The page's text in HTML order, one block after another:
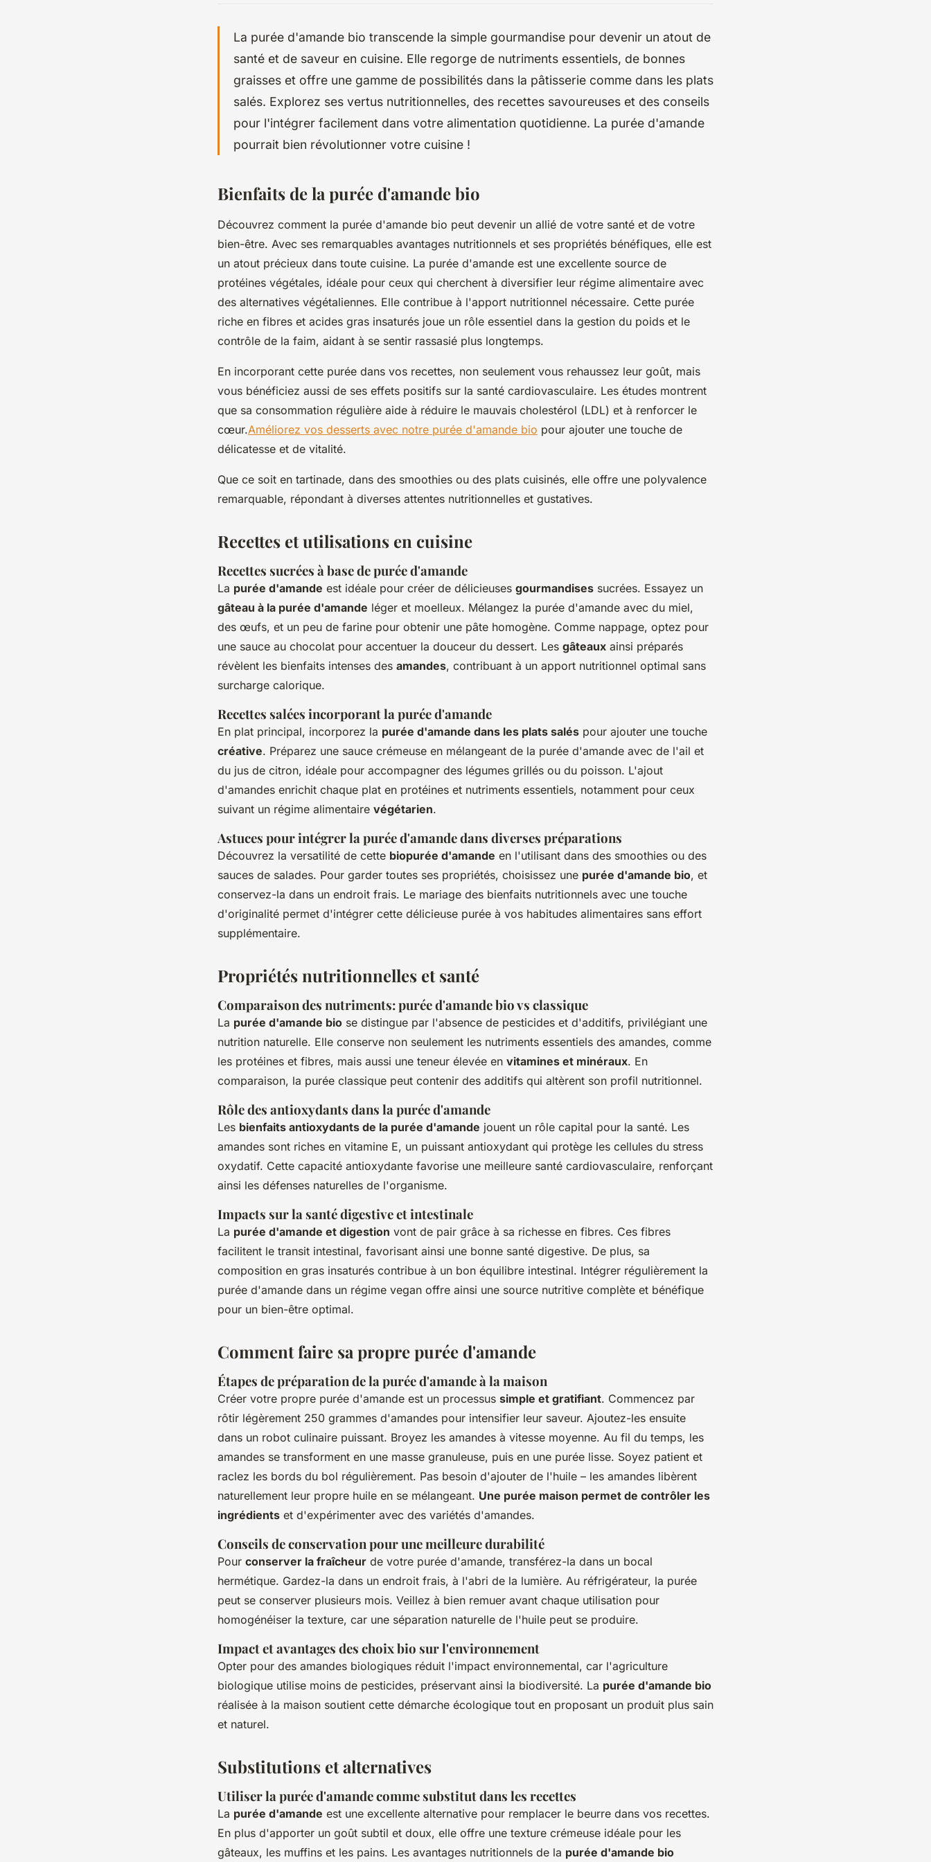
La purée d'amande bio transcende la simple gourmandise pour devenir un atout de
santé et de saveur en cuisine. Elle regorge de nutriments essentiels, de bonnes
graisses et offre une gamme de possibilités dans la pâtisserie comme dans les plats
salés. Explorez ses vertus nutritionnelles, des recettes savoureuses et des conseils
pour l'intégrer facilement dans votre alimentation quotidienne. La purée d'amande
pourrait bien révolutionner votre cuisine !
Bienfaits de la purée d'amande bio
Découvrez comment la purée d'amande bio peut devenir un allié de votre santé et de votre
bien-être. Avec ses remarquables avantages nutritionnels et ses propriétés bénéfiques, elle est
un atout précieux dans toute cuisine. La purée d'amande est une excellente source de
protéines végétales, idéale pour ceux qui cherchent à diversifier leur régime alimentaire avec
des alternatives végétaliennes. Elle contribue à l'apport nutritionnel nécessaire. Cette purée
riche en fibres et acides gras insaturés joue un rôle essentiel dans la gestion du poids et le
contrôle de la faim, aidant à se sentir rassasié plus longtemps.
En incorporant cette purée dans vos recettes, non seulement vous rehaussez leur goût, mais
vous bénéficiez aussi de ses effets positifs sur la santé cardiovasculaire. Les études montrent
que sa consommation régulière aide à réduire le mauvais cholestérol (LDL) et à renforcer le
cœur.Améliorez vos desserts avec notre purée d'amande bio pour ajouter une touche de
délicatesse et de vitalité.
Que ce soit en tartinade, dans des smoothies ou des plats cuisinés, elle offre une polyvalence
remarquable, répondant à diverses attentes nutritionnelles et gustatives.
Recettes et utilisations en cuisine
Recettes sucrées à base de purée d'amande
La purée d'amande est idéale pour créer de délicieuses gourmandises sucrées. Essayez un
gâteau à la purée d'amande léger et moelleux. Mélangez la purée d'amande avec du miel,
des œufs, et un peu de farine pour obtenir une pâte homogène. Comme nappage, optez pour
une sauce au chocolat pour accentuer la douceur du dessert. Les gâteaux ainsi préparés
révèlent les bienfaits intenses des amandes, contribuant à un apport nutritionnel optimal sans
surcharge calorique.
Recettes salées incorporant la purée d'amande
En plat principal, incorporez la purée d'amande dans les plats salés pour ajouter une touche
créative. Préparez une sauce crémeuse en mélangeant de la purée d'amande avec de l'ail et
du jus de citron, idéale pour accompagner des légumes grillés ou du poisson. L'ajout
d'amandes enrichit chaque plat en protéines et nutriments essentiels, notamment pour ceux
suivant un régime alimentaire végétarien.
Astuces pour intégrer la purée d'amande dans diverses préparations
Découvrez la versatilité de cette biopurée d'amande en l'utilisant dans des smoothies ou des
sauces de salades. Pour garder toutes ses propriétés, choisissez une purée d'amande bio, et
conservez-la dans un endroit frais. Le mariage des bienfaits nutritionnels avec une touche
d'originalité permet d'intégrer cette délicieuse purée à vos habitudes alimentaires sans effort
supplémentaire.
Propriétés nutritionnelles et santé
Comparaison des nutriments: purée d'amande bio vs classique
La purée d'amande bio se distingue par l'absence de pesticides et d'additifs, privilégiant une
nutrition naturelle. Elle conserve non seulement les nutriments essentiels des amandes, comme
les protéines et fibres, mais aussi une teneur élevée en vitamines et minéraux. En
comparaison, la purée classique peut contenir des additifs qui altèrent son profil nutritionnel.
Rôle des antioxydants dans la purée d'amande
Les bienfaits antioxydants de la purée d'amande jouent un rôle capital pour la santé. Les
amandes sont riches en vitamine E, un puissant antioxydant qui protège les cellules du stress
oxydatif. Cette capacité antioxydante favorise une meilleure santé cardiovasculaire, renforçant
ainsi les défenses naturelles de l'organisme.
Impacts sur la santé digestive et intestinale
La purée d'amande et digestion vont de pair grâce à sa richesse en fibres. Ces fibres
facilitent le transit intestinal, favorisant ainsi une bonne santé digestive. De plus, sa
composition en gras insaturés contribue à un bon équilibre intestinal. Intégrer régulièrement la
purée d'amande dans un régime vegan offre ainsi une source nutritive complète et bénéfique
pour un bien-être optimal.
Comment faire sa propre purée d'amande
Étapes de préparation de la purée d'amande à la maison
Créer votre propre purée d'amande est un processus simple et gratifiant. Commencez par
rôtir légèrement 250 grammes d'amandes pour intensifier leur saveur. Ajoutez-les ensuite
dans un robot culinaire puissant. Broyez les amandes à vitesse moyenne. Au fil du temps, les
amandes se transforment en une masse granuleuse, puis en une purée lisse. Soyez patient et
raclez les bords du bol régulièrement. Pas besoin d'ajouter de l'huile – les amandes libèrent
naturellement leur propre huile en se mélangeant. Une purée maison permet de contrôler les
ingrédients et d'expérimenter avec des variétés d'amandes.
Conseils de conservation pour une meilleure durabilité
Pour conserver la fraîcheur de votre purée d'amande, transférez-la dans un bocal
hermétique. Gardez-la dans un endroit frais, à l'abri de la lumière. Au réfrigérateur, la purée
peut se conserver plusieurs mois. Veillez à bien remuer avant chaque utilisation pour
homogénéiser la texture, car une séparation naturelle de l'huile peut se produire.
Impact et avantages des choix bio sur l'environnement
Opter pour des amandes biologiques réduit l'impact environnemental, car l'agriculture
biologique utilise moins de pesticides, préservant ainsi la biodiversité. La purée d'amande bio
réalisée à la maison soutient cette démarche écologique tout en proposant un produit plus sain
et naturel.
Substitutions et alternatives
Utiliser la purée d'amande comme substitut dans les recettes
La purée d'amande est une excellente alternative pour remplacer le beurre dans vos recettes.
En plus d'apporter un goût subtil et doux, elle offre une texture crémeuse idéale pour les
gâteaux, les muffins et les pains. Les avantages nutritionnels de la purée d'amande bio